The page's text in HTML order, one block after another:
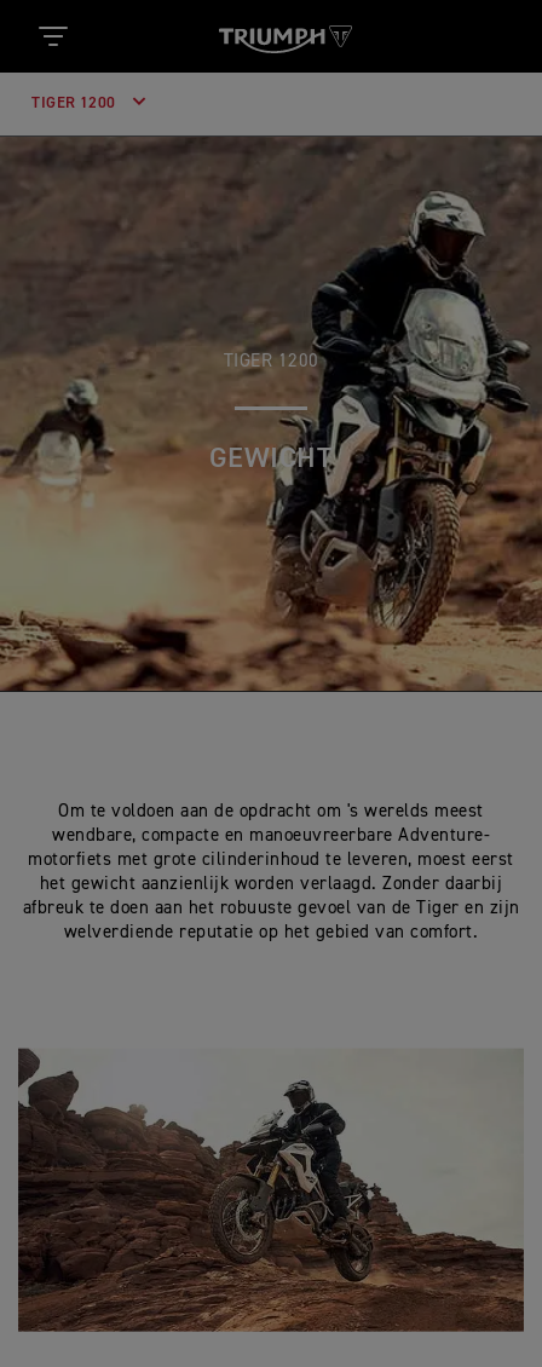
TIGER 1200
TIGER 1200
GEWICHT
Om te voldoen aan de opdracht om 's werelds meest
wendbare, compacte en manoeuvreerbare Adventure-
motorfiets met grote cilinderinhoud te leveren, moest eerst
het gewicht aanzienlijk worden verlaagd. Zonder daarbij
afbreuk te doen aan het robuuste gevoel van de Tiger en zijn
welverdiende reputatie op het gebied van comfort.